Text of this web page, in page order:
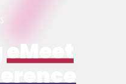
eMeet